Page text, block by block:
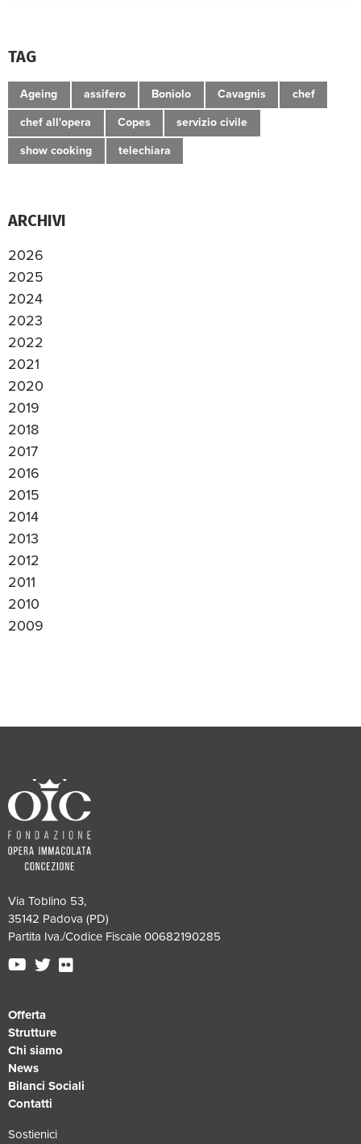
TAG
Ageing assifero Boniolo Cavagnis chef
chef all'opera Copes servizio civile
show cooking telechiara
ARCHIVI
2026
2025
2024
2023
2022
2021
2020
2019
2018
2017
2016
2015
2014
2013
2012
2011
2010
2009
Via Toblino 53,
35142 Padova (PD)
Partita Iva./Codice Fiscale 00682190285
Offerta
Strutture
Chi siamo
News
Bilanci Sociali
Contatti
Sostienici